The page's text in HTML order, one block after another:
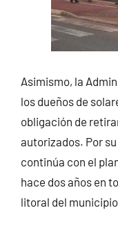
Asimismo, la
los dueños de
obligación de
autorizados. Por
continúa con el
hace dos años en
litoral del